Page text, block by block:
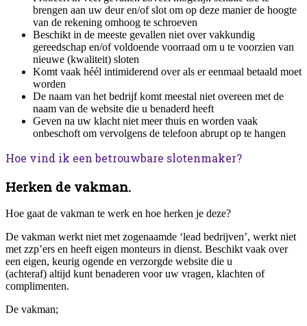
brengen aan uw deur en/of slot om op deze manier de hoogte
van de rekening omhoog te schroeven
Beschikt in de meeste gevallen niet over vakkundig
gereedschap en/of voldoende voorraad om u te voorzien van
nieuwe (kwaliteit) sloten
Komt vaak héél intimiderend over als er eenmaal betaald moet
worden
De naam van het bedrijf komt meestal niet overeen met de
naam van de website die u benaderd heeft
Geven na uw klacht niet meer thuis en worden vaak
onbeschoft om vervolgens de telefoon abrupt op te hangen
Hoe vind ik een betrouwbare slotenmaker?
Herken de vakman.
Hoe gaat de vakman te werk en hoe herken je deze?
De vakman werkt niet met zogenaamde ‘lead bedrijven’, werkt niet
met zzp’ers en heeft eigen monteurs in dienst. Beschikt vaak over
een eigen, keurig ogende en verzorgde website die u
(achteraf) altijd kunt benaderen voor uw vragen, klachten of
complimenten.
De vakman;